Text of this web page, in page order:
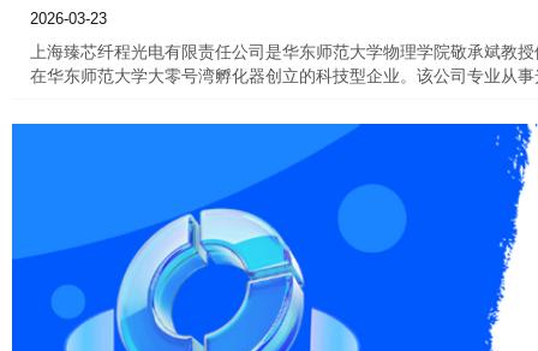
2026-03-23
上海臻芯纤程光电有限责任公司是华东师范大学物理学院敬承斌教
在华东师范大学大零号湾孵化器创立的科技型企业。该公司专业从
供全面解决方案。主要产品有涵盖从紫外到毫米波频段的柔性空芯
高端智能制造、检测和激光医疗医美行业，主要应用于高速数据通